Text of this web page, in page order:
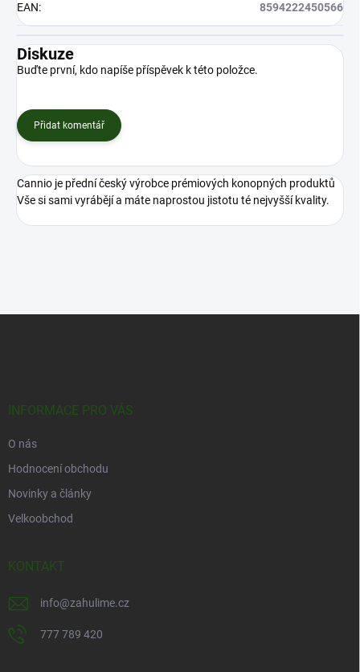
EAN: 8594222450566
Diskuze
Buďte první, kdo napíše příspěvek k této položce.
Přidat komentář
Cannio je přední český výrobce prémiových konopných produktů
Vše si sami vyrábějí a máte naprostou jistotu té nejvyšší kvality.
INFORMACE PRO VÁS
O nás
Hodnocení obchodu
Novinky a články
Velkoobchod
KONTAKT
info@zahulime.cz
777 789 420